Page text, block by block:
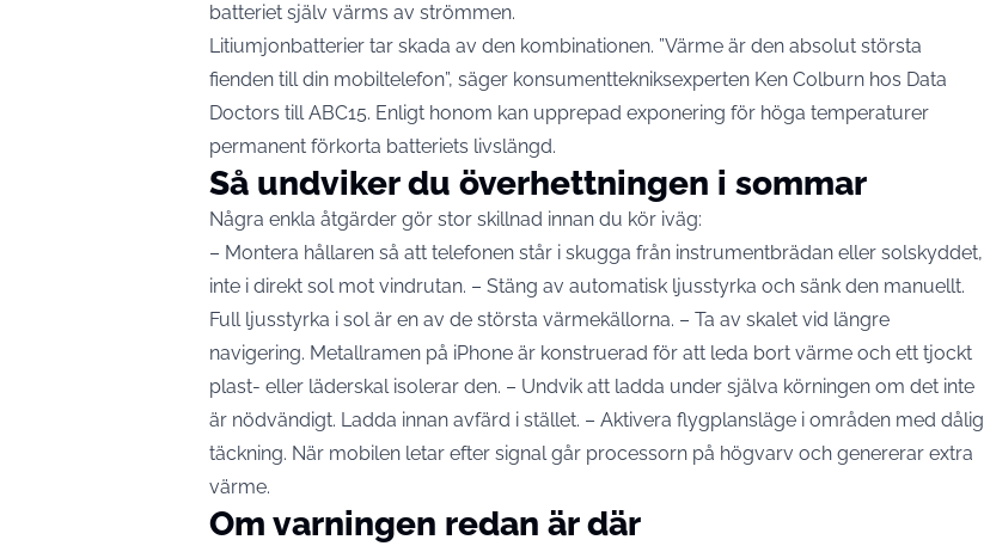
batteriet själv värms av strömmen.
Litiumjonbatterier tar skada av den kombinationen. ”Värme är den absolut största
fienden till din mobiltelefon”, säger konsumenttekniksexperten Ken Colburn hos Data
Doctors till ABC15. Enligt honom kan upprepad exponering för höga temperaturer
permanent förkorta batteriets livslängd.
Så undviker du överhettningen i sommar
Några enkla åtgärder gör stor skillnad innan du kör iväg:
– Montera hållaren så att telefonen står i skugga från instrumentbrädan eller solskyddet,
inte i direkt sol mot vindrutan. – Stäng av automatisk ljusstyrka och sänk den manuellt.
Full ljusstyrka i sol är en av de största värmekällorna. – Ta av skalet vid längre
navigering. Metallramen på iPhone är konstruerad för att leda bort värme och ett tjockt
plast- eller läderskal isolerar den. – Undvik att ladda under själva körningen om det inte
är nödvändigt. Ladda innan avfärd i stället. – Aktivera flygplansläge i områden med dålig
täckning. När mobilen letar efter signal går processorn på högvarv och genererar extra
värme.
Om varningen redan är där